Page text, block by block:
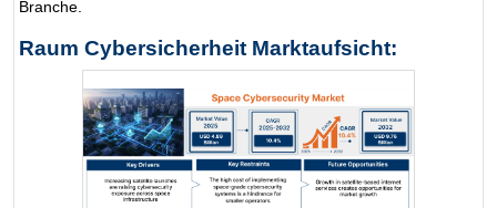
Branche.
Raum Cybersicherheit Marktaufsicht: